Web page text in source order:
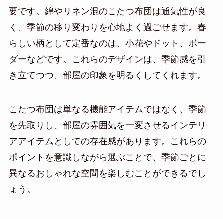
要です。綿やリネン混のこたつ布団は通気性が良
く、季節の移り変わりを心地よく過ごせます。春
らしい柄として定番なのは、小花やドット、ボー
ダーなどです。これらのデザインは、季節感を引
き立てつつ、部屋の印象を明るくしてくれます。
こたつ布団は単なる機能アイテムではなく、季節
を先取りし、部屋の雰囲気を一変させるインテリ
アアイテムとしての存在感があります。これらの
ポイントを意識しながら選ぶことで、季節ごとに
異なるおしゃれな空間を楽しむことができるでし
ょう。